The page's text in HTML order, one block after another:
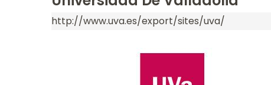
http://www.uva.es/export/sites/uva/